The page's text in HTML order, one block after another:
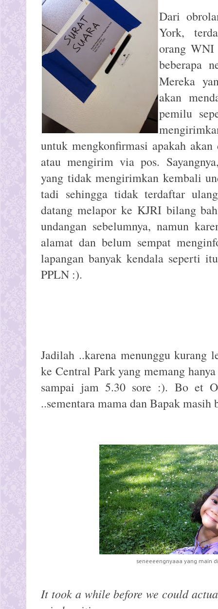
Dari
York,
orang WNI
beberapa
Mereka
akan
pemilu
untuk mengkonfirmasi apakah
atau mengirim via pos.
yang tidak mengirimkan kembali
tadi sehingga tidak terdaftar
datang melapor ke KJRI bilang
undangan sebelumnya, namun
alamat dan belum sempat
lapangan banyak kendala seperti
PPLN :).
Jadilah ..karena menunggu
ke Central Park yang memang
sampai jam 5.30 sore :). Bo et
..sementara mama dan Bapak
seneeeengnyaaa yang main
It tooka while before we could